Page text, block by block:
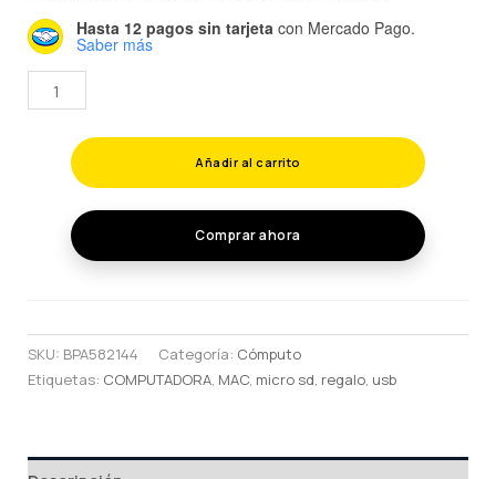
Hasta 12 pagos sin tarjetacon Mercado Pago.
Saber más
MEMORIA
MICRO
KINGSTON
Añadir al carrito
Comprar ahora
SKU: BPA582144 Categoría: Cómputo
Etiquetas: COMPUTADORA, MAC, micro sd, regalo, usb